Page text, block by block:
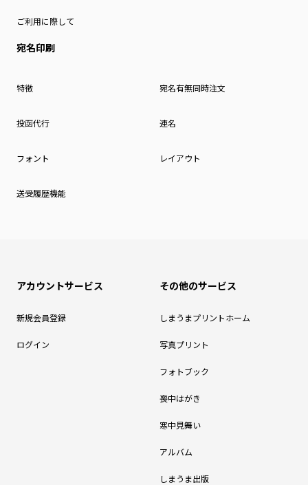
ご利用に際して
宛名印刷
特徴 宛名有無同時注文
投函代行 連名
フォント レイアウト
送受履歴機能
アカウントサービス
新規会員登録
ログイン
その他のサービス
しまうまプリントホーム
写真プリント
フォトブック
喪中はがき
寒中見舞い
アルバム
しまうま出版